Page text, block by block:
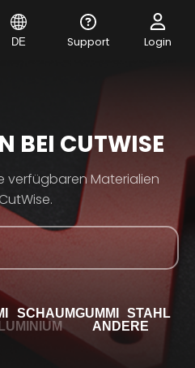
zum
Inhalt
DE Support Login
BEI CUTWISE
verfügbaren Materialien
SCHAUMGUMMI
STAHL
ANDERE